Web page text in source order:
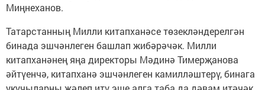
Миңнеханов.
Татарстанның Милли китапханәсе төзекләндерелгән
бинада эшчәнлеген башлап жибәрәчәк. Милли
китапханәнең яңа директоры Мәдинә Тимерҗанова
әйтүенчә, китапханә эшчәнлеген камилләштерү, бинага